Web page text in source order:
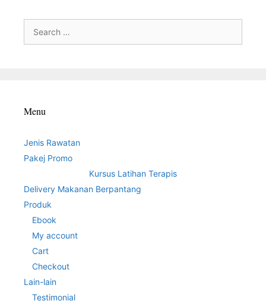
for:
Menu
Jenis Rawatan
Pakej Promo
Kursus Latihan Terapis
Delivery Makanan Berpantang
Produk
Ebook
My account
Cart
Checkout
Lain-lain
Testimonial